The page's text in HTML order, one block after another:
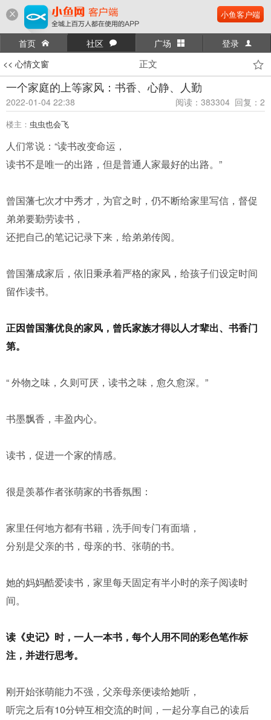
小鱼客户端
首页 社区 广场
登录
<< 心情文窗
正文
一个家庭的上等家风：书香、心静、人勤
2022-01-04 22:38 阅读：383304 回复：2
楼主： 虫虫也会飞
人们常说：“读书改变命运，
读书不是唯一的出路，但是普通人家最好的出路。”
曾国藩七次才中秀才，为官之时，仍不断给家里写信，督促
弟弟要勤劳读书，
还把自己的笔记记录下来，给弟弟传阅。
曾国藩成家后，依旧秉承着严格的家风，给孩子们设定时间
留作读书。
正因曾国藩优良的家风，曾氏家族才得以人才辈出、书香门
第。
“ 外物之味，久则可厌，读书之味，愈久愈深。”
书墨飘香，丰盈内心。
读书，促进一个家的情感。
很是羡慕作者张萌家的书香氛围：
家里任何地方都有书籍，洗手间专门有面墙，
分别是父亲的书，母亲的书、张萌的书。
她的妈妈酷爱读书，家里每天固定有半小时的亲子阅读时
间。
读《史记》时，一人一本书，每个人用不同的彩色笔作标
注，并进行思考。
刚开始张萌能力不强，父亲母亲便读给她听，
听完之后有10分钟互相交流的时间，一起分享自己的读后